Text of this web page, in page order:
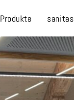
Produkte sanitas